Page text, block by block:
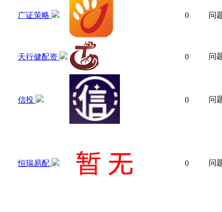
广证策略 0 问
天行健配资 0 问
信投 0 问
恒瑞易配 0 问